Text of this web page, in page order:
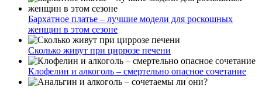
Бархатное платье – лучшие модели для роскошных
женщин в этом сезоне
Сколько живут при циррозе печени
Клофелин и алкоголь – смертельно опасное сочетание